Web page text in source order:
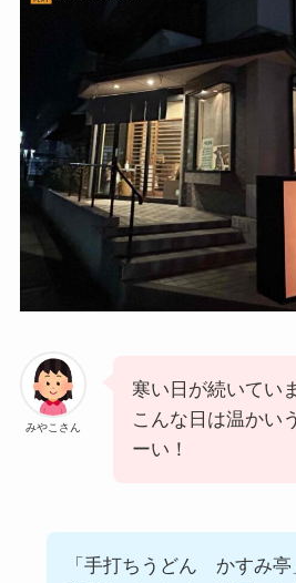
みやこさん
寒い日が続いてい
こんな日は温かい
ーい！
「手打ちうどん かすみ亭